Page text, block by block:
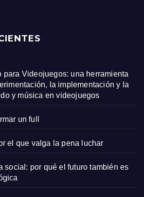
para Videojuegos: una herramienta
la implementación y la
y música en videojuegos
un full
el que valga la pena luchar
social: por qué el futuro también es